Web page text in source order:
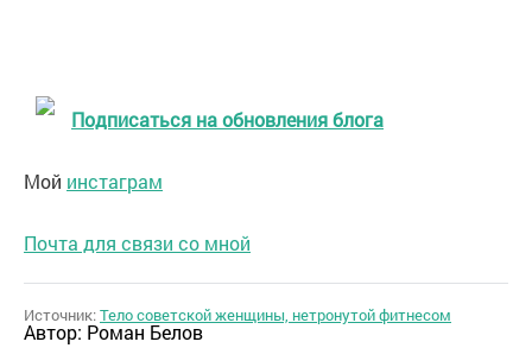
Подписаться на обновления блога
Мой инстаграм
Почта для связи со мной
Источник:Тело советской женщины, нетронутой фитнесом
Автор: Роман Белов